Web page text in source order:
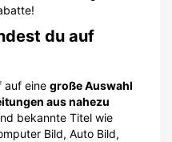
du auf
auf eine große Auswahl
aus nahezu
bekannte Titel wie
Bild, Auto Bild,